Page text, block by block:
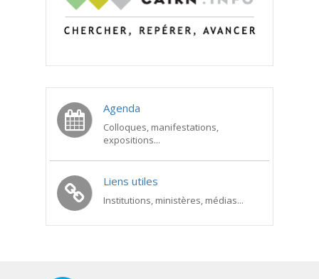
Agenda
Colloques, manifestations,
expositions...
Liens utiles
Institutions, ministères, médias...